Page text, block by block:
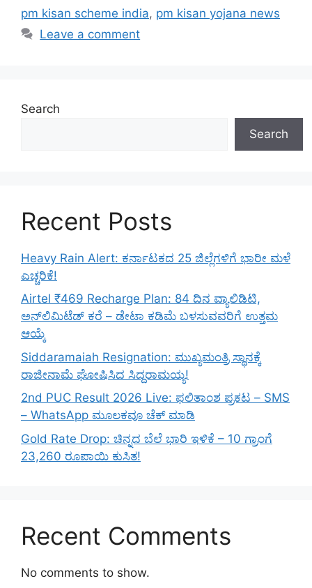
pm kisan scheme india, pm kisan yojana news
Leave a comment
Search
Search
Recent Posts
Heavy Rain Alert: ಕರ್ನಾಟಕದ 25 ಜಿಲ್ಲೆಗಳಿಗೆ ಭಾರೀ ಮಳೆ
ಎಚ್ಚರಿಕೆ!
Airtel ₹469 Recharge Plan: 84 ದಿನ ವ್ಯಾಲಿಡಿಟಿ,
ಅನ್‌ಲಿಮಿಟೆಡ್ ಕರೆ – ಡೇಟಾ ಕಡಿಮೆ ಬಳಸುವವರಿಗೆ ಉತ್ತಮ
ಆಯ್ಕೆ
Siddaramaiah Resignation: ಮುಖ್ಯಮಂತ್ರಿ ಸ್ಥಾನಕ್ಕೆ
ರಾಜೀನಾಮೆ ಘೋಷಿಸಿದ ಸಿದ್ದರಾಮಯ್ಯ!
2nd PUC Result 2026 Live: ಫಲಿತಾಂಶ ಪ್ರಕಟ – SMS
– WhatsApp ಮೂಲಕವೂ ಚೆಕ್ ಮಾಡಿ
Gold Rate Drop: ಚಿನ್ನದ ಬೆಲೆ ಭಾರಿ ಇಳಿಕೆ – 10 ಗ್ರಾಂಗೆ
23,260 ರೂಪಾಯಿ ಕುಸಿತ!
Recent Comments
No comments to show.